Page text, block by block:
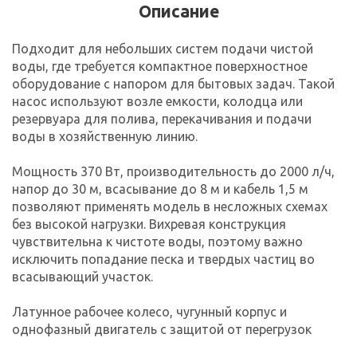
Описание
Подходит для небольших систем подачи чистой
воды, где требуется компактное поверхностное
оборудование с напором для бытовых задач. Такой
насос используют возле емкости, колодца или
резервуара для полива, перекачивания и подачи
воды в хозяйственную линию.
Мощность 370 Вт, производительность до 2000 л/ч,
напор до 30 м, всасывание до 8 м и кабель 1,5 м
позволяют применять модель в несложных схемах
без высокой нагрузки. Вихревая конструкция
чувствительна к чистоте воды, поэтому важно
исключить попадание песка и твердых частиц во
всасывающий участок.
Латунное рабочее колесо, чугунный корпус и
однофазный двигатель с защитой от перегрузок